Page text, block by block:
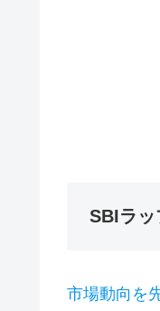
SBIラッ
市場動向を